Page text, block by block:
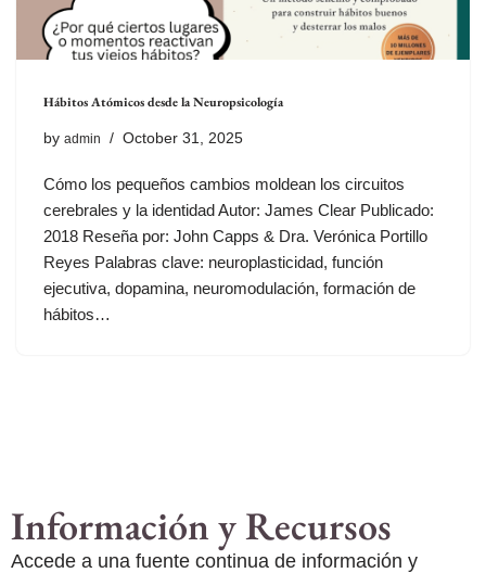
Hábitos Atómicos desde la Neuropsicología
by admin October 31, 2025
Cómo los pequeños cambios moldean los circuitos
cerebrales y la identidad Autor: James Clear Publicado:
2018 Reseña por: John Capps & Dra. Verónica Portillo
Reyes Palabras clave: neuroplasticidad, función
ejecutiva, dopamina, neuromodulación, formación de
hábitos…
Información y Recursos
Accede a una fuente continua de información y